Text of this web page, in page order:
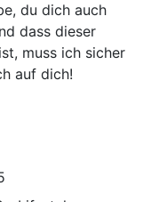
du dich auch
dass dieser
muss ich sicher
auf dich!